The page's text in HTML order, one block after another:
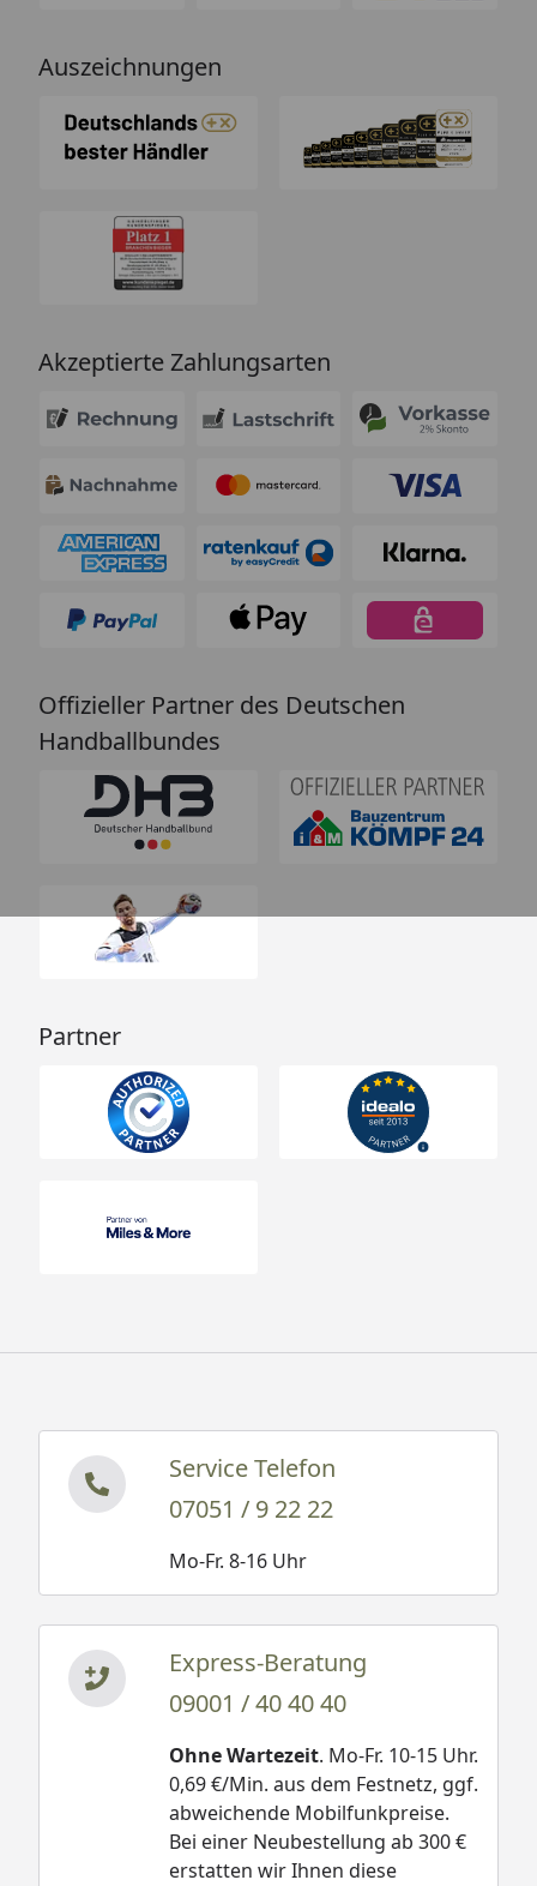
Auszeichnungen
Akzeptierte Zahlungsarten
Offizieller Partner des Deutschen
Handballbundes
Partner
Service Telefon
07051 / 9 22 22
Mo-Fr. 8-16 Uhr
Express-Beratung
09001 / 40 40 40
Ohne Wartezeit. Mo-Fr. 10-15 Uhr.
0,69 €/Min. aus dem Festnetz, ggf.
abweichende Mobilfunkpreise.
Bei einer Neubestellung ab 300 €
erstatten wir Ihnen diese